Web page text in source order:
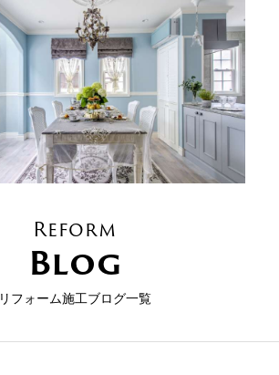
Reform
Blog
リフォーム施工ブログ一覧